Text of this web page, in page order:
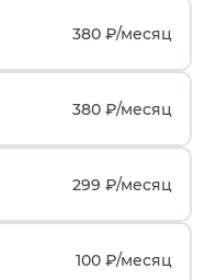
380 ₽/месяц
380 ₽/месяц
299 ₽/месяц
100 ₽/месяц